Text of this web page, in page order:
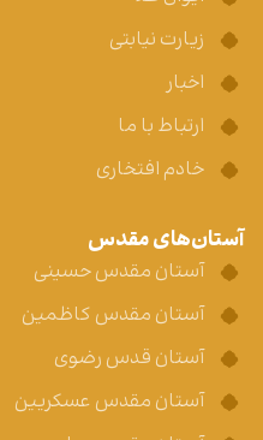
زیارت نیابتی
اخبار
ارتباط با ما
خادم افتخاری
آستان‌های مقدس
آستان مقدس حسینی
آستان مقدس کاظمین
آستان قدس رضوی
آستان مقدس عسکریین